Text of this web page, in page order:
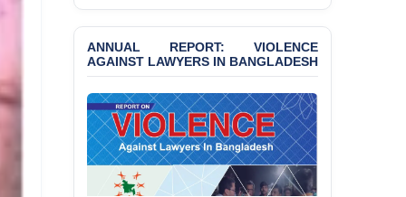
BANGLADESH ALERT:
Allegations of
“Blasphemy” — A Gross
Violation of Justice,
Academic Freedom, and
Human Rights
ANNUAL REPORT: VIOLENCE
AGAINST LAWYERS IN BANGLADESH